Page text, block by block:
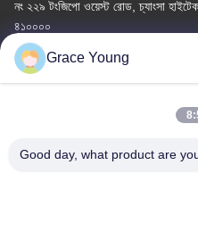
নং ২২৯ টংজিপো ওয়েস্ট রোড, চ্যাংসা
৪১০০০০
কারখানার ঠিকানা
নং ২২৯ টংজিপো ওয়েস্ট রোড, চ্যাংসা
0086-185-6947-4156
Grace Young
Good day, what product are